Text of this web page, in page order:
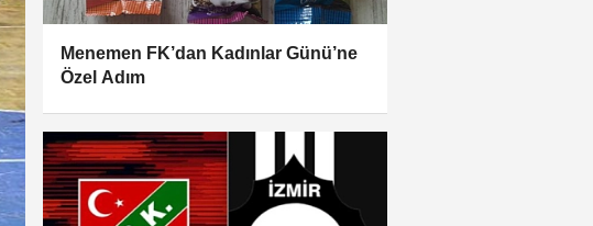
Menemen FK’dan Kadınlar Günü’ne
Özel Adım